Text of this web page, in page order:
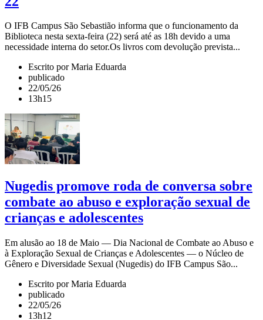
O IFB Campus São Sebastião informa que o funcionamento da
Biblioteca nesta sexta-feira (22) será até as 18h devido a uma
necessidade interna do setor.Os livros com devolução prevista...
Escrito por Maria Eduarda
publicado
22/05/26
13h15
Nugedis promove roda de conversa sobre
combate ao abuso e exploração sexual de
crianças e adolescentes
Em alusão ao 18 de Maio — Dia Nacional de Combate ao Abuso e
à Exploração Sexual de Crianças e Adolescentes — o Núcleo de
Gênero e Diversidade Sexual (Nugedis) do IFB Campus São...
Escrito por Maria Eduarda
publicado
22/05/26
13h12